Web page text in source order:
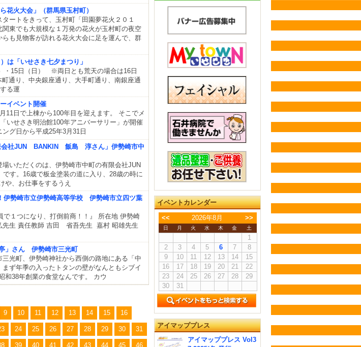
花火大会」（群馬県玉村町）
ートをきって、玉村町「田園夢花火２０１
東でも大規模な１万発の花火が玉村町の夜空
も見物客が訪れる花火大会に足を運んで、群
は「いせさき七夕まつり」
・15日（日） ※両日とも荒天の場合は16日
通り、中央銀座通り、大手町通り、南銀座通
る運
イベント開催
11日で上棟から100年目を迎えます。 そこでメ
いせさき明治館100年アニバーサリー」が開催
グ日から平成25年3月31日
会社JUN BANKIN 飯島 淳さん」伊勢崎市中
いただくのは、伊勢崎市中町の有限会社JUN
す。16歳で板金塗装の道に入り、28歳の時に
や、お仕事をするうえ
伊勢崎市立伊勢崎高等学校 伊勢崎市立四ツ葉
で１つになり、打倒前商！！』 所在地 伊勢崎
生 責任教師 吉田 省吾先生 嘉村 昭雄先生
」さん 伊勢崎市三光町
光町、伊勢崎神社から西側の路地にある「中
ず年季の入ったトタンの壁がなんともシブイ
和38年創業の食堂なんです。 カウ
9 10 11 12 13 14 15 16
24 25 26 27 28 29 30 31
39 40 41 42 43 44 45 46
イベントカレンダー
<<
2026年8月 >>
日 月 火 水 木 金 土
1
2
3 4 5 6 7
8
9
10 11 12 13 14
15
16
17 18 19 20 21
22
23
24 25 26 27 28
29
30
31
アイマッププレス
アイマッププレス Vol3